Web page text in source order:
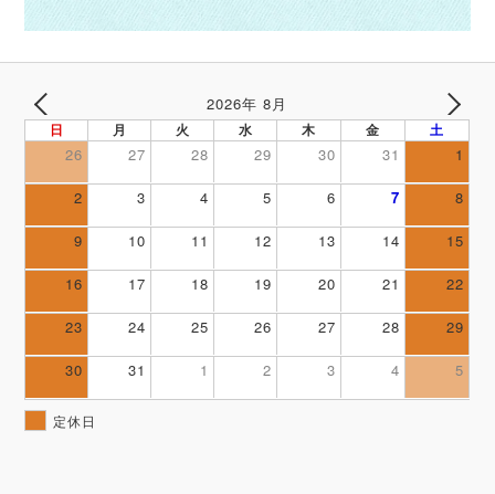
2026年 8月 NEXT
日 月 火 水 木 金 土
26 27 28 29 30 31 1
2 3 4 5 6 7 8
9 10 11 12 13 14 15
16 17 18 19 20 21 22
23 24 25 26 27 28 29
30 31 1 2 3 4 5
定休日